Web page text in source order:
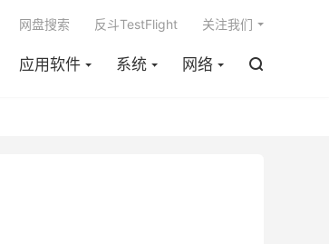
应用软件 系统 网络 
网盘搜索 反斗TestFlight 关注我们